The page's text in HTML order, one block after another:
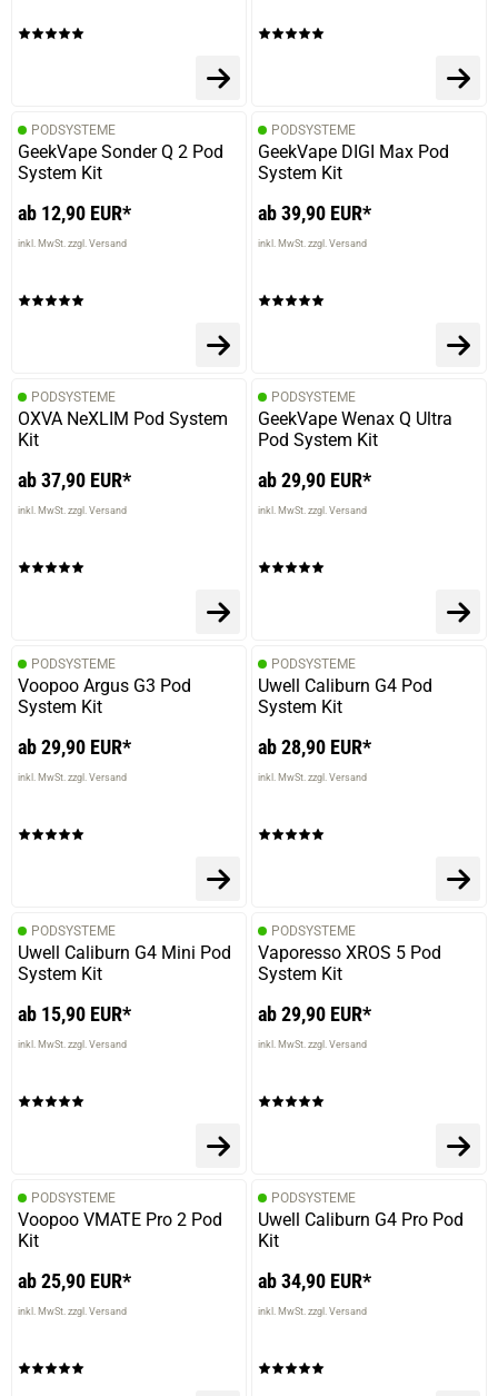
PODSYSTEME
GeekVape Sonder Q 2 Pod
System Kit
ab 12,90 EUR*
inkl. MwSt. zzgl. Versand
PODSYSTEME
GeekVape DIGI Max Pod
System Kit
ab 39,90 EUR*
inkl. MwSt. zzgl. Versand
PODSYSTEME
OXVA NeXLIM Pod System
Kit
ab 37,90 EUR*
inkl. MwSt. zzgl. Versand
PODSYSTEME
GeekVape Wenax Q Ultra
Pod System Kit
ab 29,90 EUR*
inkl. MwSt. zzgl. Versand
PODSYSTEME
Voopoo Argus G3 Pod
System Kit
ab 29,90 EUR*
inkl. MwSt. zzgl. Versand
PODSYSTEME
Uwell Caliburn G4 Pod
System Kit
ab 28,90 EUR*
inkl. MwSt. zzgl. Versand
PODSYSTEME
Uwell Caliburn G4 Mini Pod
System Kit
ab 15,90 EUR*
inkl. MwSt. zzgl. Versand
PODSYSTEME
Vaporesso XROS 5 Pod
System Kit
ab 29,90 EUR*
inkl. MwSt. zzgl. Versand
PODSYSTEME
Voopoo VMATE Pro 2 Pod
Kit
ab 25,90 EUR*
inkl. MwSt. zzgl. Versand
PODSYSTEME
Uwell Caliburn G4 Pro Pod
Kit
ab 34,90 EUR*
inkl. MwSt. zzgl. Versand